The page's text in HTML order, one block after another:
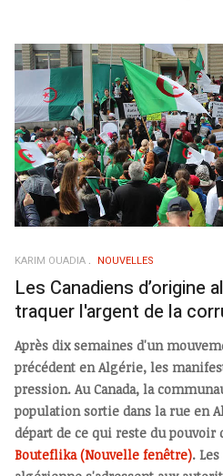
KARIM OUADIA NOUVELLES
Les Canadiens d’origine
traquer l'argent de la
Après dix semaines d'un
précédent en Algérie, les
pression. Au Canada, la
population sortie dans la rue en
départ de ce qui reste du pouvoir
Bouteflika(Nouvelle fenêtre).